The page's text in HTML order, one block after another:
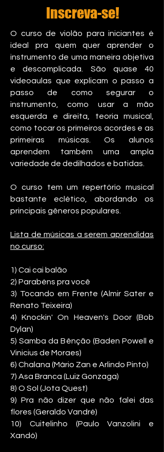
Inscreva-se!
O curso de violão para iniciantes é
ideal pra quem quer aprender o
instrumento de uma maneira objetiva
e descomplicada. São quase 40
videoaulas que explicam o passo a
passo de como segurar o
instrumento, como usar a mão
esquerda e direita, teoria musical,
como tocar os primeiros acordes e as
primeiras músicas. Os alunos
aprendem também uma ampla
variedade de dedilhados e batidas.
O curso tem um repertório musical
bastante eclético, abordando os
principais gêneros populares.
Lista de músicas a serem aprendidas
no curso:
1) Cai cai balão
2) Parabéns pra você
3) Tocando em Frente (Almir Sater e
Renato Teixeira)
4) Knockin' On Heaven's Door (Bob
Dylan)
5) Samba da Bênção (Baden Powell e
Vinicius de Moraes)
6) Chalana (Mário Zan e Arlindo Pinto)
7) Asa Branca (Luiz Gonzaga)
8) O Sol (Jota Quest)
9) Pra não dizer que não falei das
flores (Geraldo Vandré)
10) Cuitelinho (Paulo Vanzolini e
Xandó)